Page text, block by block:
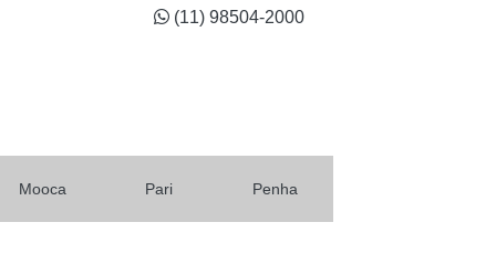
Laudo de Transferência
Laudo de Vistoria para Transferência de Carros
Veículo
Laudo Transferência Veicular Valor
(11) 98504-2000
Mooca Pari Penha